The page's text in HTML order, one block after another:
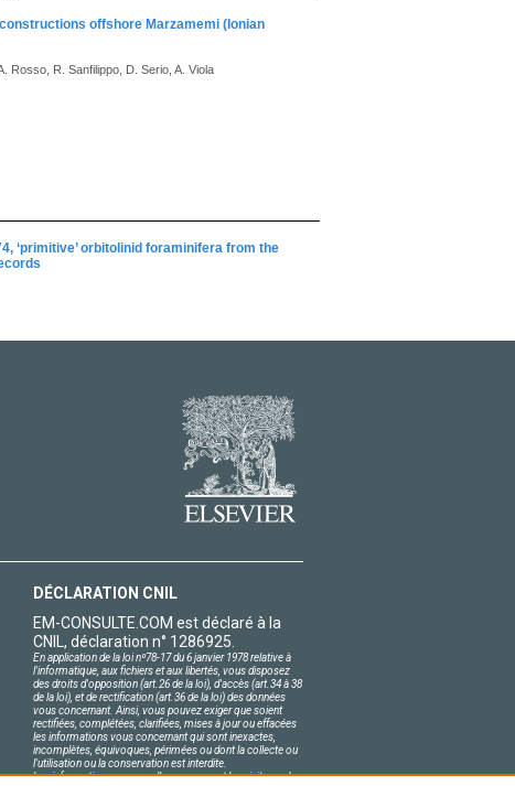
offshore Marzamemi (Ionian
Rosso, R. Sanfilippo, D. Serio, A. Viola
‘primitive’ orbitolinid foraminifera from the
DÉCLARATION CNIL
EM-CONSULTE.COM est déclaré à la
CNIL, déclaration n° 1286925.
En application de la loi nº78-17 du 6 janvier 1978 relative à
l'informatique, aux fichiers et aux libertés, vous disposez
des droits d'opposition (art.26 de la loi), d'accès (art.34 à 38
de la loi), et de rectification (art.36 de la loi) des données
vous concernant. Ainsi, vous pouvez exiger que soient
rectifiées, complétées, clarifiées, mises à jour ou effacées
les informations vous concernant qui sont inexactes,
incomplètes, équivoques, périmées ou dont la collecte ou
l'utilisation ou la conservation est interdite.
Les informations personnelles concernant les visiteurs de